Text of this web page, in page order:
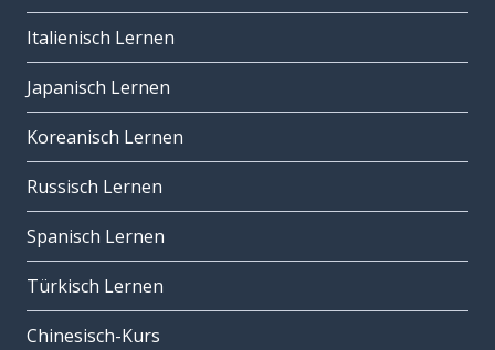
Italienisch Lernen
Japanisch Lernen
Koreanisch Lernen
Russisch Lernen
Spanisch Lernen
Türkisch Lernen
Chinesisch-Kurs